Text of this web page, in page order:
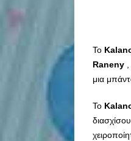
Το
Raneny
μια
Το